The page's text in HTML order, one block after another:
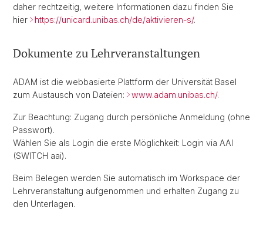
daher rechtzeitig, weitere Informationen dazu finden Sie
hier
https://unicard.unibas.ch/de/aktivieren-s/.
Dokumente zu Lehrveranstaltungen
ADAM ist die webbasierte Plattform der Universität Basel
zum Austausch von Dateien:
www.adam.unibas.ch/.
Zur Beachtung: Zugang durch persönliche Anmeldung (ohne
Passwort).
Wählen Sie als Login die erste Möglichkeit: Login via AAI
(SWITCH aai).
Beim Belegen werden Sie automatisch im Workspace der
Lehrveranstaltung aufgenommen und erhalten Zugang zu
den Unterlagen.